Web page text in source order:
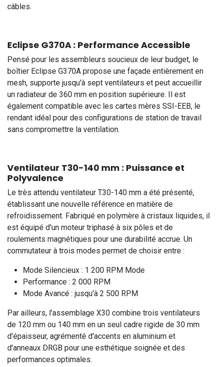
câbles.
Eclipse G370A : Performance Accessible
Pensé pour les assembleurs soucieux de leur budget, le
boîtier Eclipse G370A propose une façade entièrement en
mesh, supporte jusqu'à sept ventilateurs et peut accueillir
un radiateur de 360 mm en position supérieure. Il est
également compatible avec les cartes mères SSI-EEB, le
rendant idéal pour des configurations de station de travail
sans compromettre la ventilation.
Ventilateur T30-140 mm : Puissance et
Polyvalence
Le très attendu ventilateur T30-140 mm a été présenté,
établissant une nouvelle référence en matière de
refroidissement. Fabriqué en polymère à cristaux liquides, il
est équipé d'un moteur triphasé à six pôles et de
roulements magnétiques pour une durabilité accrue. Un
commutateur à trois modes permet de choisir entre :
Mode Silencieux : 1 200 RPM Mode
Performance : 2 000 RPM
Mode Avancé : jusqu'à 2 500 RPM
Par ailleurs, l'assemblage X30 combine trois ventilateurs
de 120 mm ou 140 mm en un seul cadre rigide de 30 mm
d'épaisseur, agrémenté d'accents en aluminium et
d'anneaux DRGB pour une esthétique soignée et des
performances optimales.